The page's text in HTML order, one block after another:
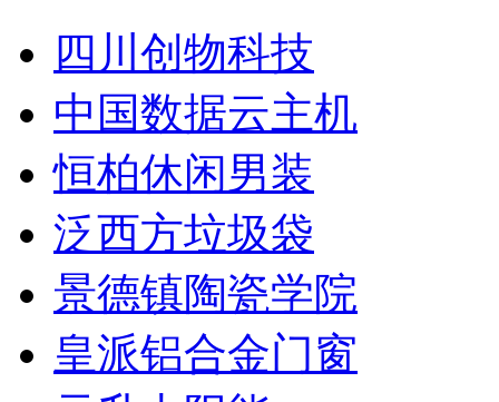
四川创物科技
中国数据云主机
恒柏休闲男装
泛西方垃圾袋
景德镇陶瓷学院
皇派铝合金门窗